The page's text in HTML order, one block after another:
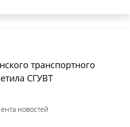
транспортного
СГУВТ
новостей